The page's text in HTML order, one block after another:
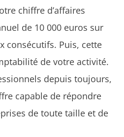
chiffre d’affaires
de 10 000 euros sur
consécutifs. Puis, cette
de votre activité.
depuis toujours,
capable de répondre
de toute taille et de